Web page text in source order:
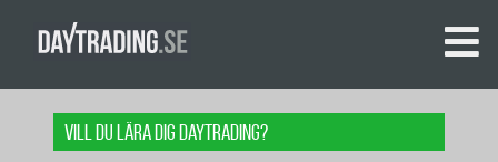
Vill du lära dig daytrading?